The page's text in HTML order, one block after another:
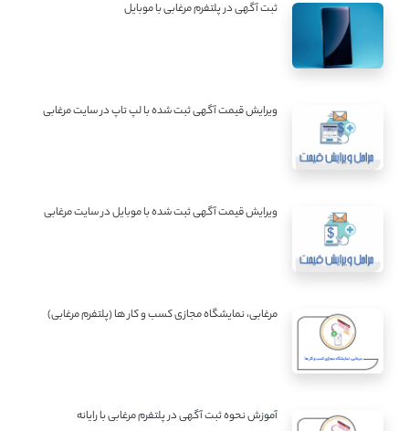
ثبت آگهی در پلتفرم مرغابی با موبایل
ویرایش قیمت آگهی ثبت شده با لپ تاپ در سایت مرغابی
ویرایش قیمت آگهی ثبت شده با موبایل در سایت مرغابی
مرغابی، نمایشگاه مجازی کسب و کار ها (پلتفرم مرغابی)
آموزش نحوه ثبت آگهی در پلتفرم مرغابی با رایانه